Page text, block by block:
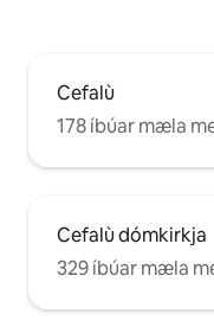
Cefalù
178 íbúar mæla
Cefalù dómkirkja
329 íbúar mæla